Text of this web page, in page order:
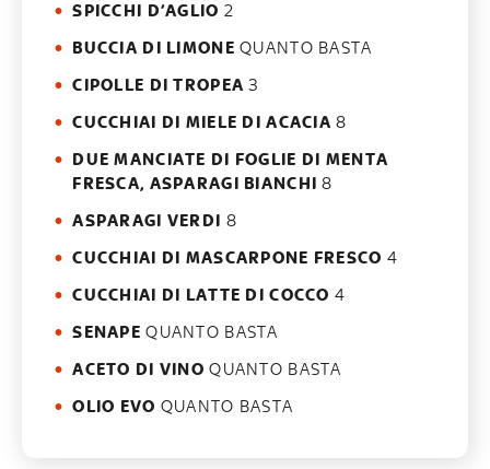
SPICCHI D’AGLIO 2
BUCCIA DI LIMONE QUANTO BASTA
CIPOLLE DI TROPEA 3
CUCCHIAI DI MIELE DI ACACIA 8
DUE MANCIATE DI FOGLIE DI MENTA
FRESCA, ASPARAGI BIANCHI 8
ASPARAGI VERDI 8
CUCCHIAI DI MASCARPONE FRESCO 4
CUCCHIAI DI LATTE DI COCCO 4
SENAPE QUANTO BASTA
ACETO DI VINO QUANTO BASTA
OLIO EVO QUANTO BASTA